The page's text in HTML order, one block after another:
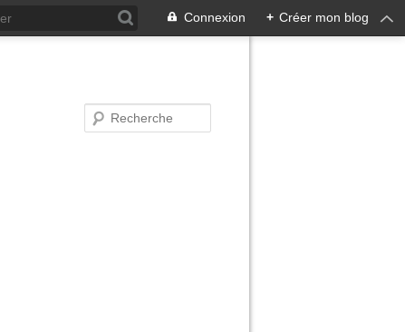
Connexion + Créer mon blog